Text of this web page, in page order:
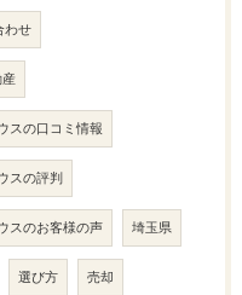
わせ
産
スの口コミ情報
スの評判
スのお客様の声 埼玉県
選び方 売却